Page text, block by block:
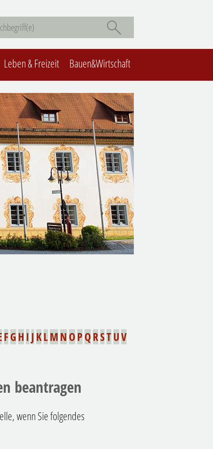
Leben & Freizeit Bauen&Wirtschaft
FGH I JKLMNOPQRSTUV
beantragen
wenn Sie folgendes